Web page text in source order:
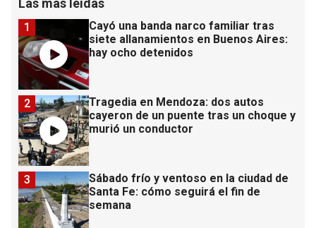
Cayó una banda narco familiar tras
siete allanamientos en Buenos Aires:
hay ocho detenidos
1
Tragedia en Mendoza: dos autos
cayeron de un puente tras un choque y
murió un conductor
2
Sábado frío y ventoso en la ciudad de
Santa Fe: cómo seguirá el fin de
semana
3